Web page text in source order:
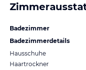
Badezimmer
Badezimmerdetails
Hausschuhe
Haartrockner